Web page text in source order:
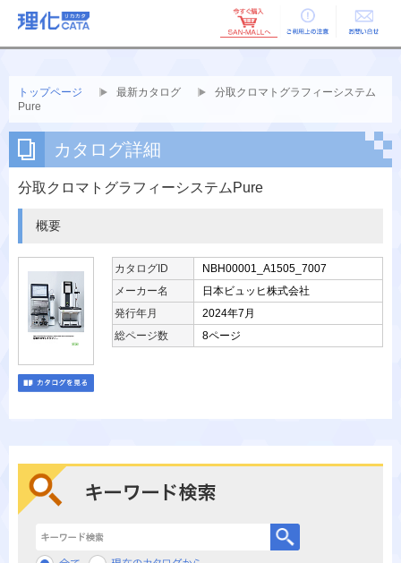
ご利用上の お問い合せ
トップページ 最新カタログ
分取クロマトグラフィーシステム
Pure
カタログ詳細
分取クロマトグラフィーシステムPure
概要
カタログID
NBH00001_A1505_7007
メーカー名
日本ビュッヒ株式会社
発行年月
2024年7月
総ページ数
8ページ
キーワード検索